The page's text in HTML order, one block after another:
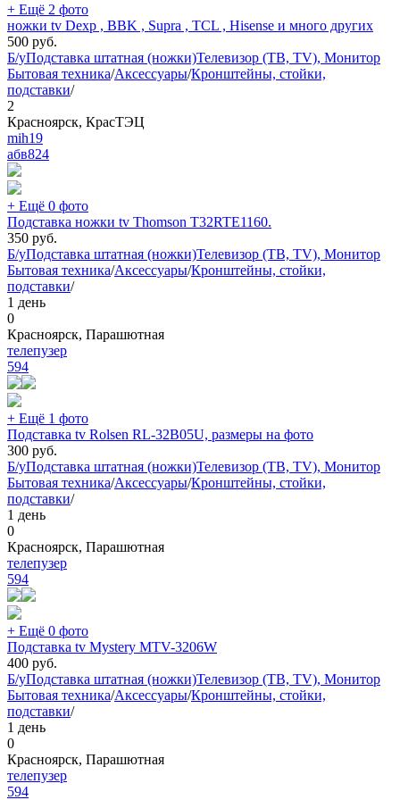
+ Ещё 2 фото
ножки tv Dexp , BBK , Supra , TCL , Hisense и много других
500 руб.
Б/уПодставка штатная (ножки)Телевизор (ТВ, TV), Монитор
Бытовая техника/Аксессуары/Кронштейны, стойки,
подставки/
2
Красноярск, КрасТЭЦ
mih19
абв824
+ Ещё 0 фото
Подставка ножки tv Thomson T32RTE1160.
350 руб.
Б/уПодставка штатная (ножки)Телевизор (ТВ, TV), Монитор
Бытовая техника/Аксессуары/Кронштейны, стойки,
подставки/
1 день
0
Красноярск, Парашютная
телепузер
594
+ Ещё 1 фото
Подставка tv Rolsen RL-32B05U, размеры на фото
300 руб.
Б/уПодставка штатная (ножки)Телевизор (ТВ, TV), Монитор
Бытовая техника/Аксессуары/Кронштейны, стойки,
подставки/
1 день
0
Красноярск, Парашютная
телепузер
594
+ Ещё 0 фото
Подставка tv Mystery MTV-3206W
400 руб.
Б/уПодставка штатная (ножки)Телевизор (ТВ, TV), Монитор
Бытовая техника/Аксессуары/Кронштейны, стойки,
подставки/
1 день
0
Красноярск, Парашютная
телепузер
594